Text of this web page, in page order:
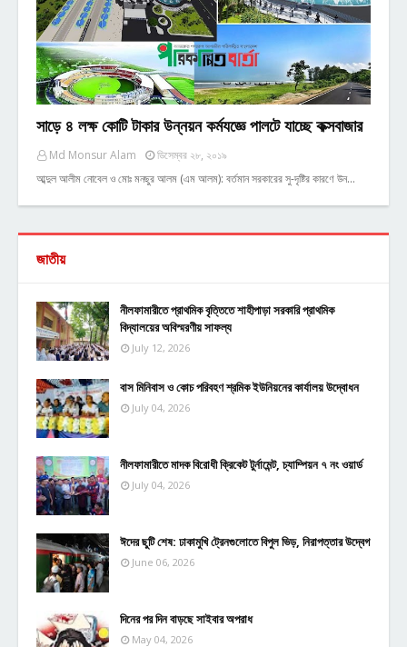
সাড়ে ৪ লক্ষ কোটি টাকার উন্নয়ন কর্মযজ্ঞে পালটে যাচ্ছে কক্সবাজার
Md Monsur Alam
ডিসেম্বর ২৮, ২০১৯
আব্দুল আলীম নোবেল ও মোঃ মনছুর আলম (এম আলম): বর্তমান সরকারের সু-দৃষ্টির কারণে উন…
জাতীয়
নীলফামারীতে প্রাথমিক বৃত্তিতে শাহীপাড়া সরকারি প্রাথমিক
বিদ্যালয়ের অবিস্মরণীয় সাফল্য
July 12, 2026
বাস মিনিবাস ও কোচ পরিবহণ শ্রমিক ইউনিয়নের কার্যালয় উদ্বোধন
July 04, 2026
নীলফামারীতে মাদক বিরোধী ক্রিকেট টুর্নামেন্ট, চ্যাম্পিয়ন ৭ নং ওয়ার্ড
July 04, 2026
ঈদের ছুটি শেষ: ঢাকামুখি ট্রেনগুলোতে বিপুল ভিড়, নিরাপত্তার উদ্বেগ
June 06, 2026
দিনের পর দিন বাড়ছে সাইবার অপরাধ
May 04, 2026